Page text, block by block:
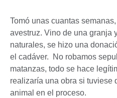
Tomó unas cuantas
avestruz. Vino de una granja
naturales, se hizo una
el cadáver. No robamos
matanzas, todo se hace
realizaría una obra si tuviese
animal en el proceso.